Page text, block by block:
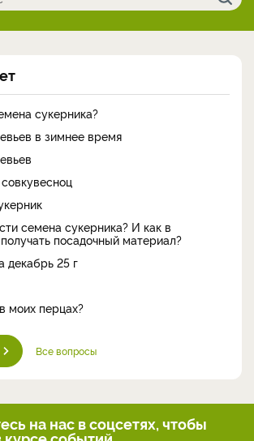
сукерника?
в зимнее время
семена сукерника? И как в
посадочный материал?
декабрь 25 г
моих перцах?
Все вопросы
на нас в соцсетях, чтобы